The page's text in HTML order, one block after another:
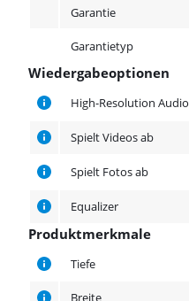
Garantie
Garantietyp
Wiedergabeoptionen
Wiedergabeoptionen
High-Resolution Audio
Spielt Videos ab
Spielt Fotos ab
Equalizer
Produktmerkmale
Produktmerkmale
Tiefe
Breite